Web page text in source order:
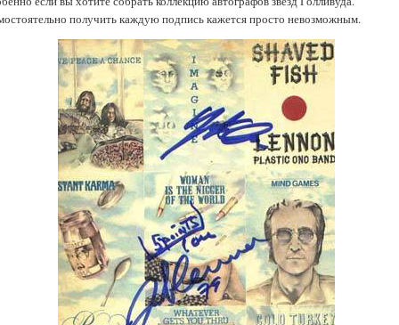
получить каждую подпись кажется просто невозможным.